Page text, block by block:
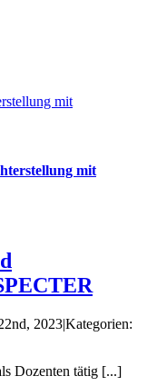
mit
mit
2023|Kategorien:
Dozenten tätig [...]